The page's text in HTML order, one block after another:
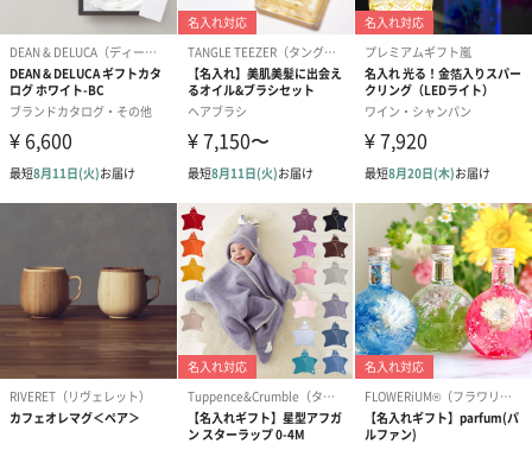
生花
生花のブーケを同梱します。
※9-15時にご注文いただく場合、最短のお届け可能日が通常より
も1日遅くなります。
シーズンブーケ（ひま
わり）（1,880円）
ブーケ（ホワイトグリ
ーン）（1,650円）
ブーケ（ピン
（1,650円）